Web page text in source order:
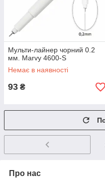
Мульти-лайнер чорний 0.2
мм. Marvy 4600-S
Немає в наявності
93 ₴
Про нас